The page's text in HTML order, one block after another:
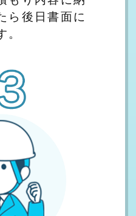
ら後日書面に